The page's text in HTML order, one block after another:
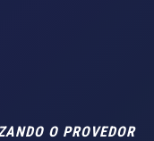
O PROVEDOR